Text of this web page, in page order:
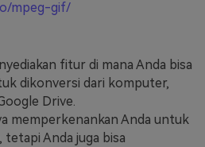
mpeg-gif/
fitur di mana Anda bisa
dikonversi dari komputer,
Drive.
memperkenankan Anda untuk
Anda juga bisa